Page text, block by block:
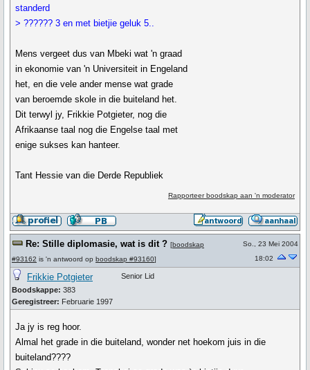
standerd
> ?????? 3 en met bietjie geluk 5..
Mens vergeet dus van Mbeki wat 'n graad
in ekonomie van 'n Universiteit in Engeland
het, en die vele ander mense wat grade
van beroemde skole in die buiteland het.
Dit terwyl jy, Frikkie Potgieter, nog die
Afrikaanse taal nog die Engelse taal met
enige sukses kan hanteer.
Tant Hessie van die Derde Republiek
Rapporteer boodskap aan 'n moderator
Re: Stille diplomasie, wat is dit ? [boodskap
#93162 is 'n antwoord op boodskap #93160]
So., 23 Mei 2004
18:02
Frikkie Potgieter
Boodskappe: 383
Geregistreer: Februarie 1997
Senior Lid
Ja jy is reg hoor.
Almal het grade in die buiteland, wonder net hoekom juis in die
buiteland????